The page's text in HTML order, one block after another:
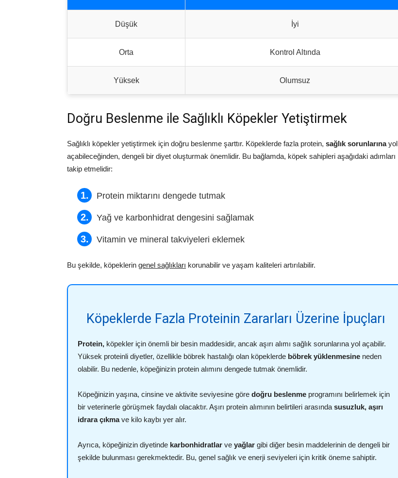
Düşük İyi
Orta Kontrol Altında
Yüksek Olumsuz
Doğru Beslenme ile Sağlıklı Köpekler Yetiştirmek
Sağlıklı köpekler yetiştirmek için doğru beslenme şarttır. Köpeklerde fazla protein, sağlık sorunlarınayol
açabileceğinden, dengeli bir diyet oluşturmak önemlidir. Bu bağlamda, köpek sahipleri aşağıdaki adımları
takip etmelidir:
Protein miktarını dengede tutmak
Yağ ve karbonhidrat dengesini sağlamak
Vitamin ve mineral takviyeleri eklemek
Bu şekilde, köpeklerin genel sağlıkları korunabilir ve yaşam kaliteleri artırılabilir.
Köpeklerde Fazla Proteinin Zararları Üzerine İpuçları
Protein, köpekler için önemli bir besin maddesidir, ancak aşırı alımı sağlık sorunlarına yol açabilir.
Yüksek proteinli diyetler, özellikle böbrek hastalığı olan köpeklerde böbrek yüklenmesine neden
olabilir. Bu nedenle, köpeğinizin protein alımını dengede tutmak önemlidir.
Köpeğinizin yaşına, cinsine ve aktivite seviyesine göre doğru beslenme programını belirlemek için
bir veterinerle görüşmek faydalı olacaktır. Aşırı protein alımının belirtileri arasında susuzluk, aşırı
idrara çıkmave kilo kaybı yer alır.
Ayrıca, köpeğinizin diyetinde karbonhidratlar ve yağlar gibi diğer besin maddelerinin de dengeli bir
şekilde bulunması gerekmektedir. Bu, genel sağlık ve enerji seviyeleri için kritik öneme sahiptir.